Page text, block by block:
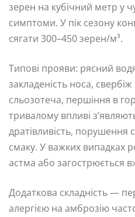
зерен на кубічний метр у
симптоми. У пік сезону
сягати 300–450 зерен/м³.
Типові прояви: рясний
закладеність носа,
сльозотеча, першіння в
тривалому впливі
дратівливість, порушення
смаку. У важких випадках
астма або загострюється
Додаткова складність —
алергією на амброзію